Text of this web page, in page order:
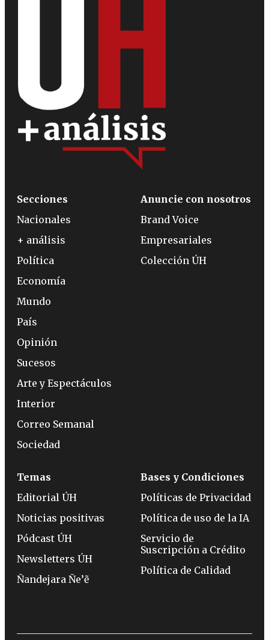
Secciones
Nacionales
+ análisis
Política
Economía
Mundo
País
Opinión
Sucesos
Arte y Espectáculos
Interior
Correo Semanal
Sociedad
Anuncie con nosotros
Brand Voice
Empresariales
Colección ÚH
Temas
Editorial ÚH
Noticias positivas
Pódcast ÚH
Newsletters ÚH
Ñandejara Ñe’ẽ
Bases y Condiciones
Políticas de Privacidad
Política de uso de la IA
Servicio de
Suscripción a Crédito
Política de Calidad